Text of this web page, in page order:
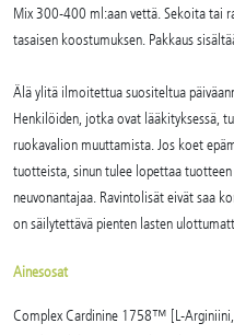
Mix 300-400 ml:aan vettä. Sekoita tai
tasaisen koostumuksen. Pakkaus
Älä ylitä ilmoitettua suositeltua
Henkilöiden, jotka ovat lääkityksessä,
ruokavalion muuttamista. Jos koet
tuotteista, sinun tulee lopettaa
neuvonantajaa. Ravintolisät eivät saa
on säilytettävä pienten lasten
Ainesosat
Complex Cardinine 1758™ [L-Arginiini,